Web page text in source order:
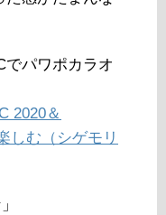
でパワポカラオ
2020＆
しむ（シゲモリ